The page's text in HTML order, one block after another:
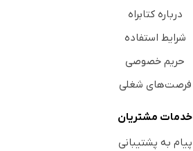
درباره کتابراه
شرایط استفاده
حریم خصوصی
فرصت‌های شغلی
خدمات مشتریان
پیام به پشتیبانی